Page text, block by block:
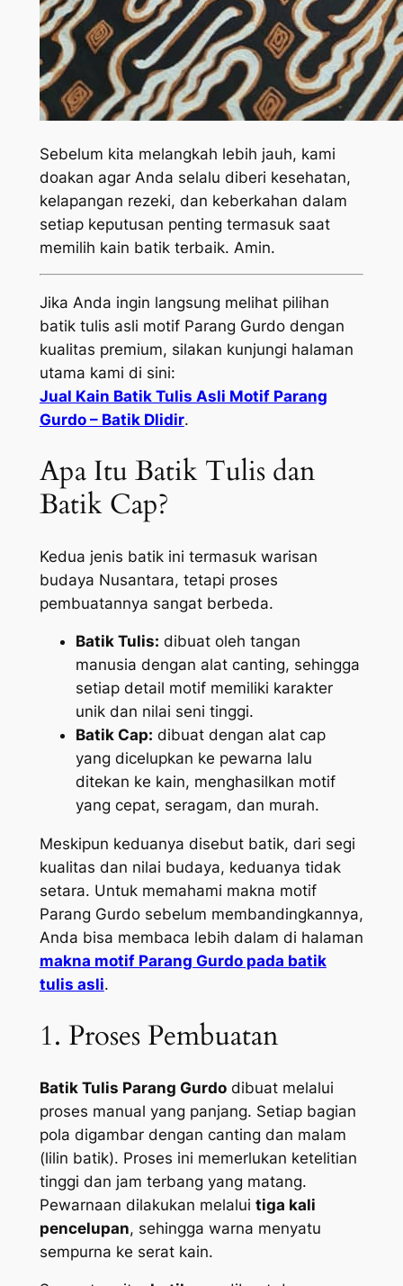
Sebelum kita melangkah lebih jauh, kami
doakan agar Anda selalu diberi kesehatan,
kelapangan rezeki, dan keberkahan dalam
setiap keputusan penting termasuk saat
memilih kain batik terbaik. Amin.
Jika Anda ingin langsung melihat pilihan
batik tulis asli motif Parang Gurdo dengan
kualitas premium, silakan kunjungi halaman
utama kami di sini:
Jual Kain Batik Tulis Asli Motif Parang
Gurdo – Batik Dlidir.
Apa Itu Batik Tulis dan
Batik Cap?
Kedua jenis batik ini termasuk warisan
budaya Nusantara, tetapi proses
pembuatannya sangat berbeda.
Batik Tulis: dibuat oleh tangan
manusia dengan alat canting, sehingga
setiap detail motif memiliki karakter
unik dan nilai seni tinggi.
Batik Cap: dibuat dengan alat cap
yang dicelupkan ke pewarna lalu
ditekan ke kain, menghasilkan motif
yang cepat, seragam, dan murah.
Meskipun keduanya disebut batik, dari segi
kualitas dan nilai budaya, keduanya tidak
setara. Untuk memahami makna motif
Parang Gurdo sebelum membandingkannya,
Anda bisa membaca lebih dalam di halaman
makna motif Parang Gurdo pada batik
tulis asli.
1. Proses Pembuatan
Batik Tulis Parang Gurdodibuat melalui
proses manual yang panjang. Setiap bagian
pola digambar dengan canting dan malam
(lilin batik). Proses ini memerlukan ketelitian
tinggi dan jam terbang yang matang.
Pewarnaan dilakukan melalui tiga kali
pencelupan, sehingga warna menyatu
sempurna ke serat kain.